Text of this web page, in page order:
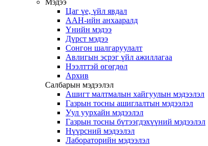
Мэдээ
Цаг үе, үйл явдал
ААН-ийн анхааралд
Үнийн мэдээ
Дүрст мэдээ
Сонгон шалгаруулалт
Авлигын эсрэг үйл ажиллагаа
Нээлттэй өгөгдөл
Архив
Салбарын мэдээлэл
Ашигт малтмалын хайгуулын мэдээлэл
Газрын тосны ашиглалтын мэдээлэл
Уул уурхайн мэдээлэл
Газрын тосны бүтээгдэхүүний мэдээлэл
Нүүрсний мэдээлэл
Лабораторийн мэдээлэл